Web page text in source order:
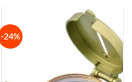
-24%